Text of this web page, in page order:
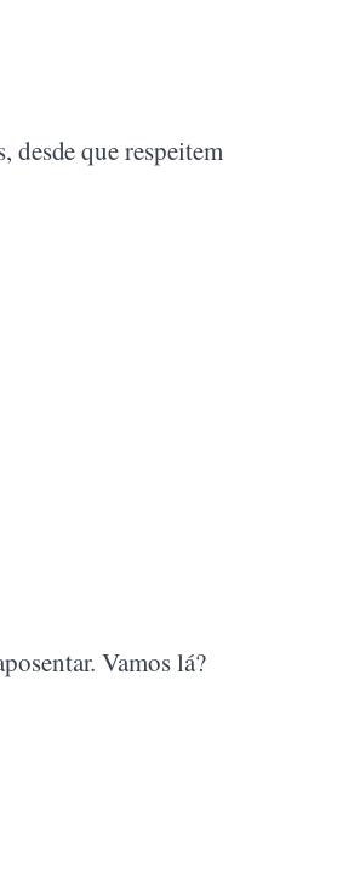
que respeitem
Vamos lá?